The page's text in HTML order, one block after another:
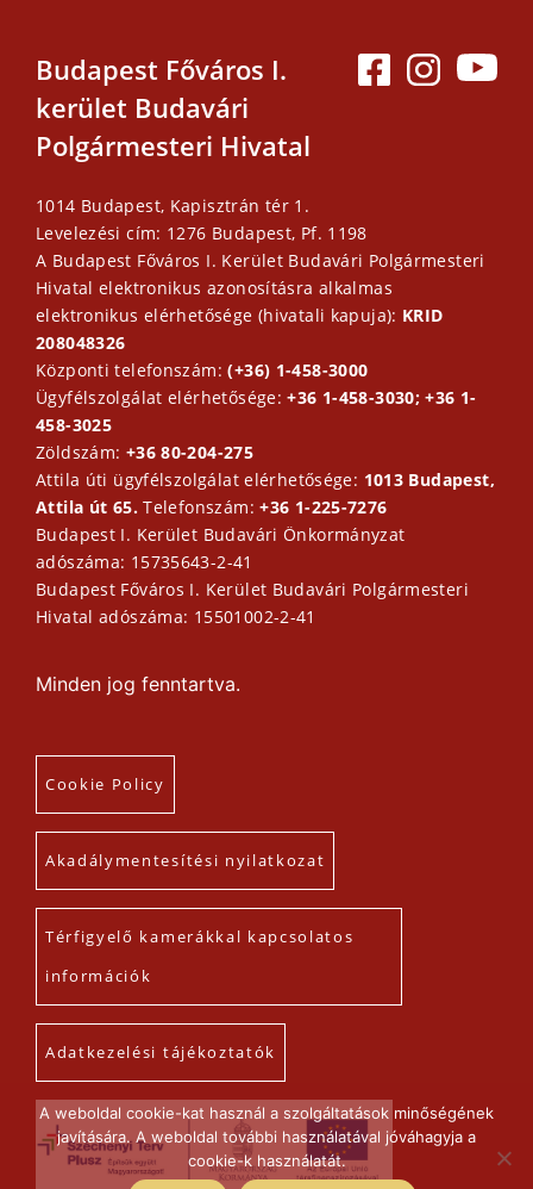
Budapest Főváros I.
kerület Budavári
Polgármesteri Hivatal
1014 Budapest, Kapisztrán tér 1.
Levelezési cím: 1276 Budapest, Pf. 1198
A Budapest Főváros I. Kerület Budavári Polgármesteri
Hivatal elektronikus azonosításra alkalmas
elektronikus elérhetősége (hivatali kapuja): KRID
208048326
Központi telefonszám:(+36) 1-458-3000
Ügyfélszolgálat elérhetősége:+36 1-458-3030; +36 1-
458-3025
Zöldszám: +36 80-204-275
Attila úti ügyfélszolgálat elérhetősége: 1013 Budapest,
Attila út 65.Telefonszám:+36 1-225-7276
Budapest I. Kerület Budavári Önkormányzat
adószáma: 15735643-2-41
Budapest Főváros I. Kerület Budavári Polgármesteri
Hivatal adószáma: 15501002-2-41
Minden jog fenntartva.
Cookie Policy
Akadálymentesítési nyilatkozat
Térfigyelő kamerákkal kapcsolatos
információk
Adatkezelési tájékoztatók
A weboldal cookie-kat használ a szolgáltatások minőségének
javítására. A weboldal további használatával jóváhagyja a
cookie-k használatát.